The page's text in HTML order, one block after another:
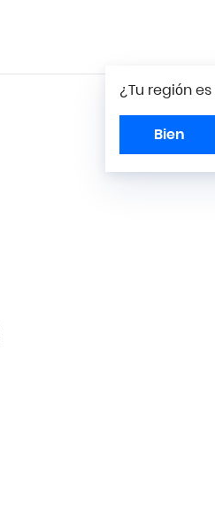
¿Tu región es
Bien